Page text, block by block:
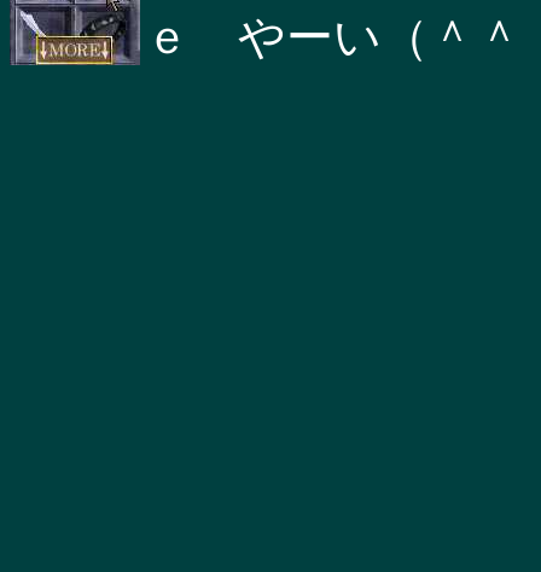
ｅ やーい（＾＾